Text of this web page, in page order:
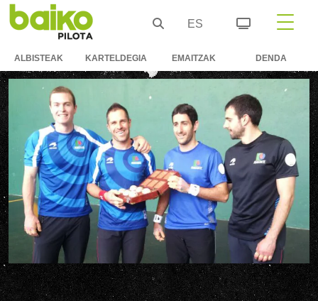
ES
ALBISTEAK KARTELDEGIA EMAITZAK DENDA